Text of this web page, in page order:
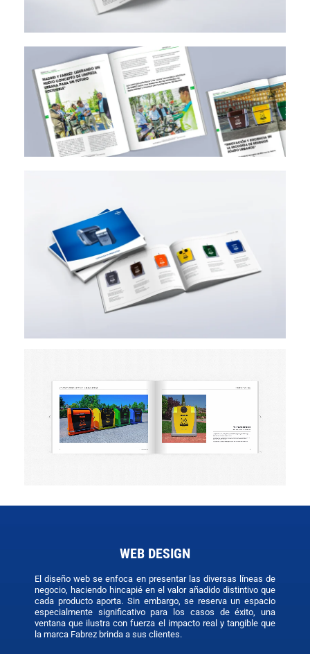
WEB DESIGN
El diseño web se enfoca en presentar las diversas líneas de
negocio, haciendo hincapié en el valor añadido distintivo que
cada producto aporta. Sin embargo, se reserva un espacio
especialmente significativo para los casos de éxito, una
ventana que ilustra con fuerza el impacto real y tangible que
la marca Fabrez brinda a sus clientes.